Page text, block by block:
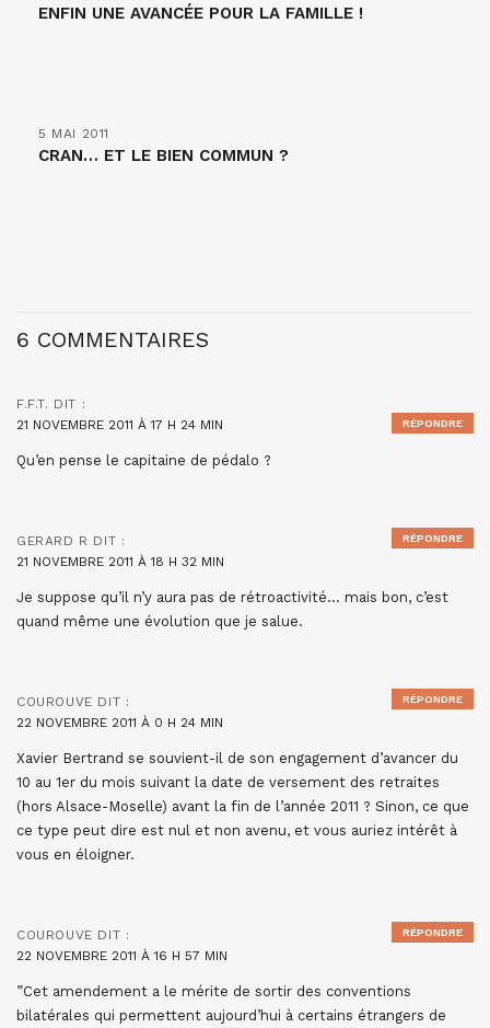
ENFIN UNE AVANCÉE POUR LA FAMILLE !
5 MAI 2011
CRAN… ET LE BIEN COMMUN ?
6 COMMENTAIRES
F.F.T. DIT :
21 NOVEMBRE 2011 À 17 H 24 MIN
Qu’en pense le capitaine de pédalo ?
RÉPONDRE
GERARD R DIT :
21 NOVEMBRE 2011 À 18 H 32 MIN
Je suppose qu’il n’y aura pas de rétroactivité… mais bon, c’est
quand même une évolution que je salue.
RÉPONDRE
COUROUVE DIT :
22 NOVEMBRE 2011 À 0 H 24 MIN
Xavier Bertrand se souvient-il de son engagement d’avancer du
10 au 1er du mois suivant la date de versement des retraites
(hors Alsace-Moselle) avant la fin de l’année 2011 ? Sinon, ce que
ce type peut dire est nul et non avenu, et vous auriez intérêt à
vous en éloigner.
RÉPONDRE
COUROUVE DIT :
22 NOVEMBRE 2011 À 16 H 57 MIN
‎”Cet amendement a le mérite de sortir des conventions
bilatérales qui permettent aujourd’hui à certains étrangers de
RÉPONDRE